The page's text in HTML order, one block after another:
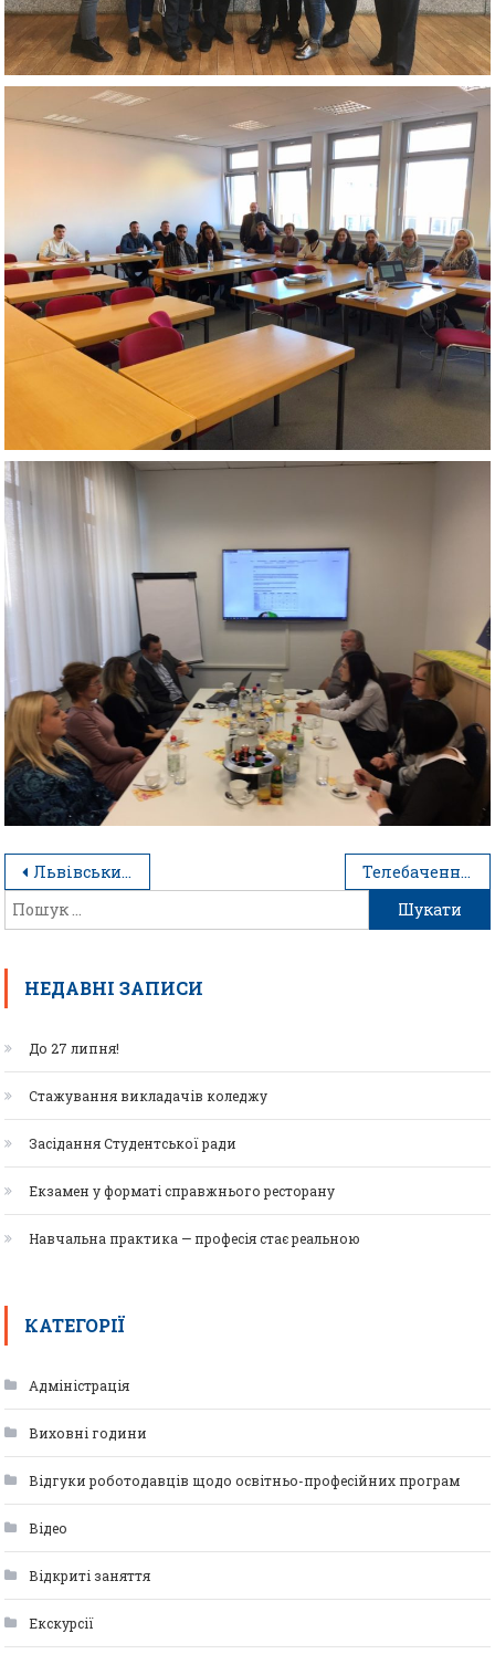
Львівський міжнародний форум туризму та гостинності Телебачення “Галичина “7-ий поверх. Тема програми – “Карвінг”.
НЕДАВНІ ЗАПИСИ
До 27 липня!
Стажування викладачів коледжу
Засідання Студентської ради
Екзамен у форматі справжнього ресторану
Навчальна практика — професія стає реальною
КАТЕГОРІЇ
Адміністрація
Виховні години
Відгуки роботодавців щодо освітньо-професійних програм
Відео
Відкриті заняття
Екскурсії